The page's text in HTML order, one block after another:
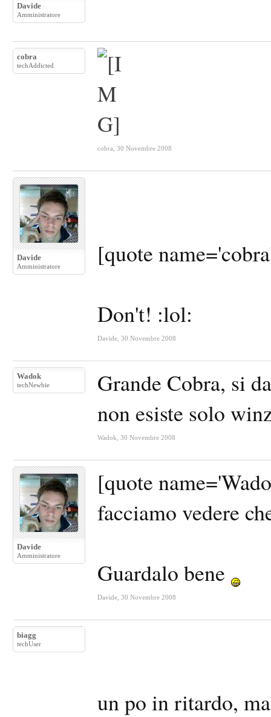
Davide
Amministratore
cobra
techAddicted
cobra 30 Novembre 2008
Davide
Amministratore [quote
Don't! :lol:
Davide 30 Novembre 2008
Wadok
techNewbie
Grande Cobra, si
non esiste solo
Wadok 30 Novembre 2008
Davide
Amministratore
[quote
facciamo vedere
Guardalo bene
Davide 30 Novembre 2008
biagg
techUser
un po in ritardo,